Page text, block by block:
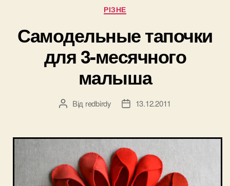
Категорії
РІЗНЕ
Самодельные тапочки
для 3-месячного
малыша
Автор
Від redbirdy
Дата13.12.2011